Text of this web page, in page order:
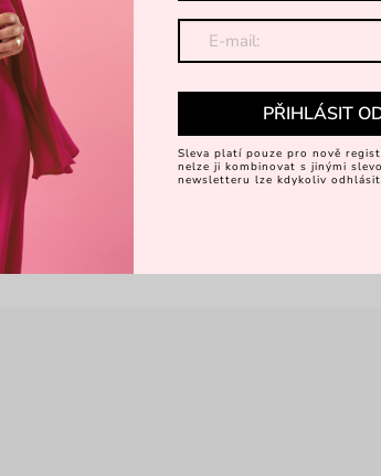
PŘIHLÁSIT
Sleva platí pouze pro nově
nelze ji kombinovat s jinými
newsletteru lze kdykoliv